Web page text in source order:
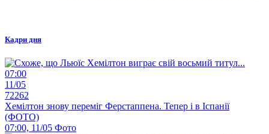
Кадри дня
07:00
11/05
72262
Хемілтон знову переміг Ферстаппена. Тепер і в Іспанії
(ФОТО)
07:00, 11/05 Фото